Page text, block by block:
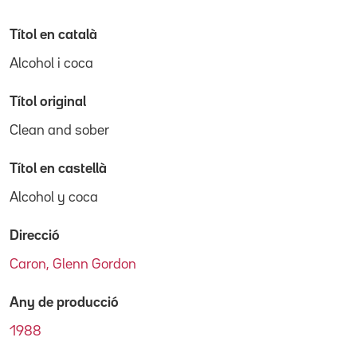
Títol en català
Alcohol i coca
Títol original
Clean and sober
Títol en castellà
Alcohol y coca
Direcció
Caron, Glenn Gordon
Any de producció
1988